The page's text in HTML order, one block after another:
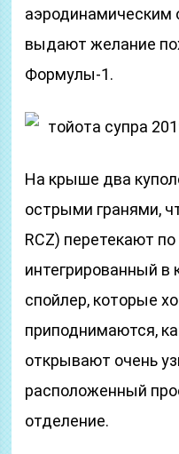
аэродинамическим
выдают желание
Формулы-1.
тойота супра
На крыше два
острыми гранями,
RCZ) перетекают
интегрированный в
спойлер, которые
приподнимаются,
открывают очень
расположенный
отделение.